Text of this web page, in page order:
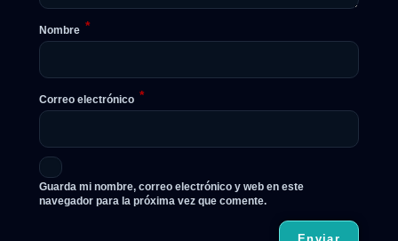
Nombre *
Correo electrónico *
Guarda mi nombre, correo electrónico y web en este
navegador para la próxima vez que comente.